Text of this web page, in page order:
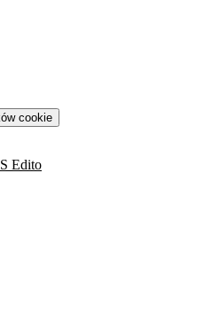
cookie
Edito